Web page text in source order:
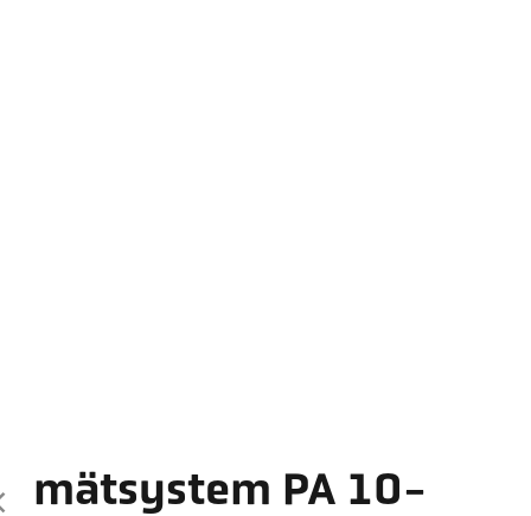
mätsystem PA 10-